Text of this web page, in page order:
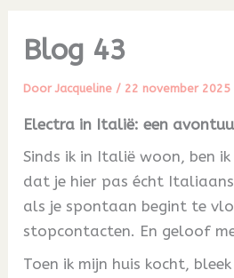
Blog 43
DoorJacqueline / 22 november 2025
Electra in Italië: een
Sinds ik in Italië woon, ben
dat je hier pas écht
als je spontaan begint te
stopcontacten. En geloof
Toen ik mijn huis kocht,